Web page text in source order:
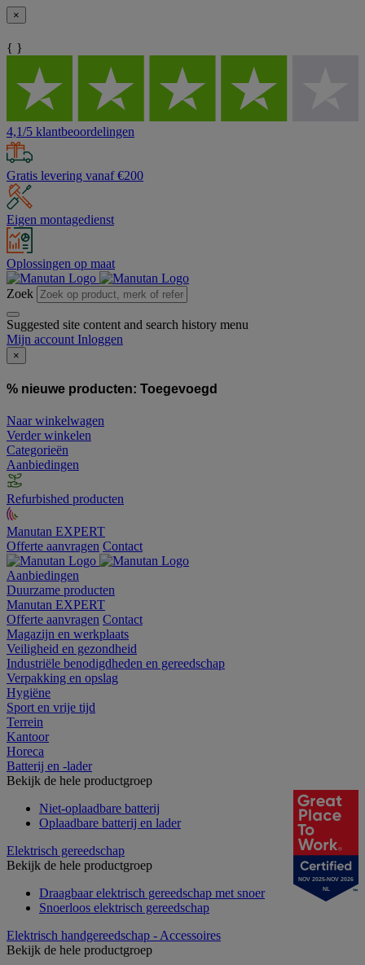
×
{ }
4,1/5 klantbeoordelingen
Gratis levering vanaf €200
Eigen montagedienst
Oplossingen op maat
Zoek
Suggested site content and search history menu
Mijn account Inloggen
×
% nieuwe producten: Toegevoegd
Naar winkelwagen
Verder winkelen
Categorieën
Aanbiedingen
Refurbished producten
Manutan EXPERT
Offerte aanvragen Contact
Aanbiedingen
Duurzame producten
Manutan EXPERT
Offerte aanvragen Contact
Magazijn en werkplaats
Veiligheid en gezondheid
Industriële benodigdheden en gereedschap
Verpakking en opslag
Hygiëne
Sport en vrije tijd
Terrein
Kantoor
Horeca
Batterij en -lader
Bekijk de hele productgroep
Niet-oplaadbare batterij
Oplaadbare batterij en lader
Elektrisch gereedschap
Bekijk de hele productgroep
Draagbaar elektrisch gereedschap met snoer
Snoerloos elektrisch gereedschap
Elektrisch handgereedschap - Accessoires
Bekijk de hele productgroep
NOV 2025-NOV 2026
NL